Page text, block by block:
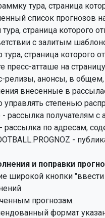
тура, страница
список прогнозов
тура, страница которого
тура, страница которого
релизы, анонсы, в
внесенные в
степенью
рассылка получателям
рассылка по адресам,
-
и поправки
широкой кнопки
прогнозам.
формат